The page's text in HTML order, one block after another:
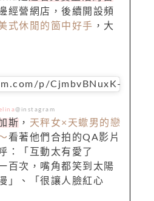
經營網店，後續開設頻
式休閒的箇中好手 ，大
p/CjmbvBNuxK-
@instagram
斯 ， 天秤女× 天蠍男的戀
看著他們合拍的QA影片
：「互動太有愛了
百次，嘴角都笑到太陽
」、「很讓人臉紅心